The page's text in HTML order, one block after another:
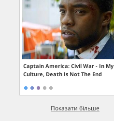
Captain America: Civil War - In My
Culture, Death Is Not The End
Показати більше